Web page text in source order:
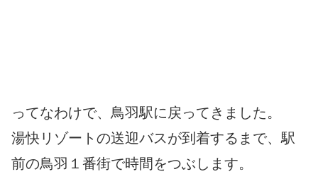
ってなわけで、鳥羽駅に戻ってきました。
湯快リゾートの送迎バスが到着するまで、駅
前の鳥羽１番街で時間をつぶします。